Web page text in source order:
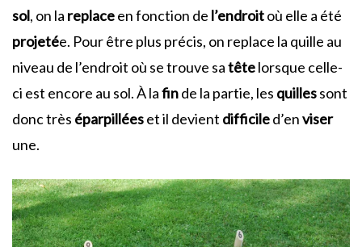
sol, on la replaceen fonction de l’endroitoù elle a été
projetée. Pour être plus précis, on replace la quille au
niveau de l’endroit où se trouve satêtelorsque celle-
ci est encore au sol. À lafinde la partie, les quillessont
donc très éparpilléeset il devient difficiled’enviser
une.